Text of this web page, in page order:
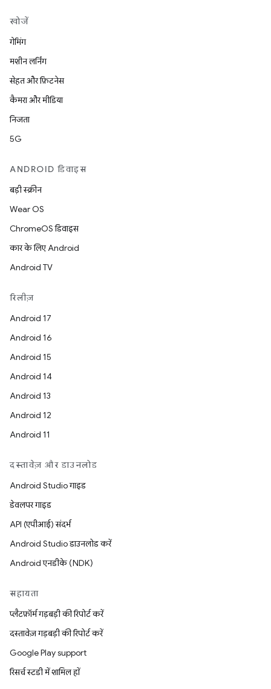
खोजें
गेमिंग
मशीन लर्निंग
सेहत और फ़िटनेस
कैमरा और मीडिया
निजता
5G
ANDROID डिवाइस
बड़ी स्क्रीन
Wear OS
ChromeOS डिवाइस
कार के लिए Android
Android TV
रिलीज़
Android 17
Android 16
Android 15
Android 14
Android 13
Android 12
Android 11
दस्तावेज़ और डाउनलोड
Android Studio गाइड
डेवलपर गाइड
API (एपीआई) संदर्भ
Android Studio डाउनलोड करें
Android एनडीके (NDK)
सहायता
प्लैटफ़ॉर्म गड़बड़ी की रिपोर्ट करें
दस्तावेज़ गड़बड़ी की रिपोर्ट करें
Google Play support
रिसर्च स्टडी में शामिल हों